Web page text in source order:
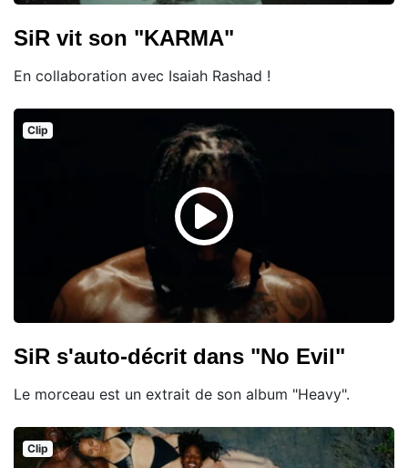
SiR vit son "KARMA"
En collaboration avec Isaiah Rashad !
Clip
SiR s'auto-décrit dans "No Evil"
Le morceau est un extrait de son album "Heavy".
Clip